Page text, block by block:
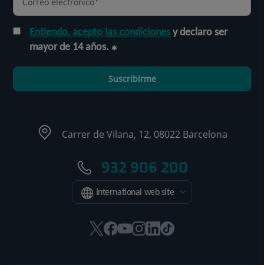
Entiendo, acepto las condicionesy declaro ser
mayor de 14 años.
Suscribirme
Carrer de Vilana, 12, 08022 Barcelona
932 906 200
International web site
EsteEsteEsteEsteEsteEnlace